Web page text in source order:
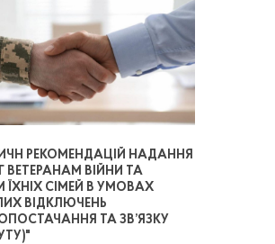
РЕКОМЕНДАЦІЙ НАДАННЯ
ВЕТЕРАНАМ ВІЙНИ ТА
ЇХНІХ СІМЕЙ В УМОВАХ
ВІДКЛЮЧЕНЬ
ТА ЗВ’ЯЗКУ